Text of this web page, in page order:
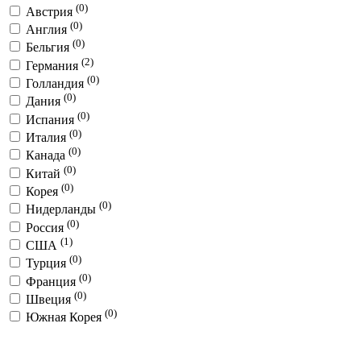
Австрия (0)
Англия (0)
Бельгия (0)
Германия (2)
Голландия (0)
Дания (0)
Испания (0)
Италия (0)
Канада (0)
Китай (0)
Корея (0)
Нидерланды (0)
Россия (0)
США (1)
Турция (0)
Франция (0)
Швеция (0)
Южная Корея (0)